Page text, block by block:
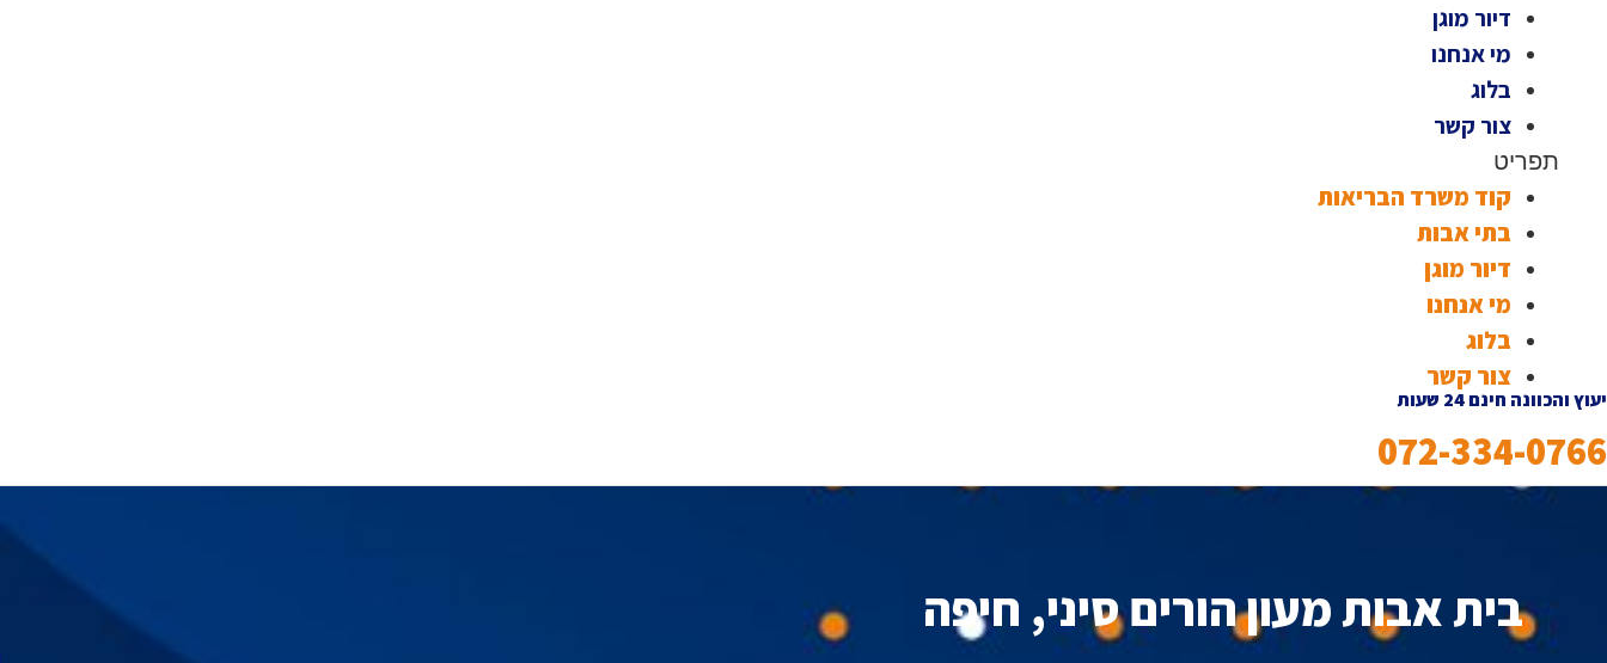
דיור מוגן
מי אנחנו
בלוג
צור קשר
תפריט
קוד משרד הבריאות
בתי אבות
דיור מוגן
מי אנחנו
בלוג
צור קשר
יעוץ והכוונה חינם 24 שעות
072-334-0766
בית אבות מעון הורים סיני, חיפה